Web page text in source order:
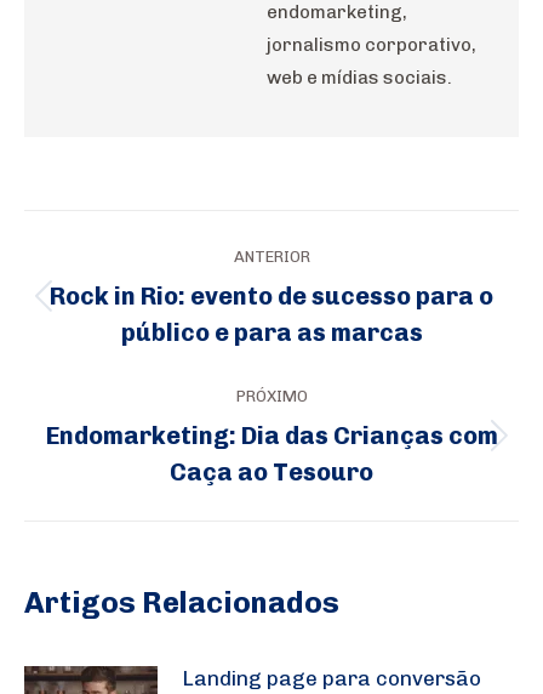
endomarketing,
jornalismo corporativo,
web e mídias sociais.
de
ANTERIOR
Rock in Rio: evento de sucesso para o
público e para as marcas
PRÓXIMO
Endomarketing: Dia das Crianças com
Caça ao Tesouro
Artigos Relacionados
Landing page para conversão